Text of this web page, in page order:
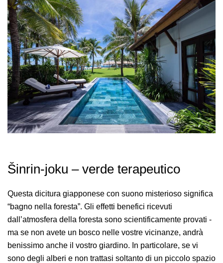
Šinrin-joku – verde terapeutico
Questa dicitura giapponese con suono misterioso significa
“bagno nella foresta”. Gli effetti benefici ricevuti
dall’atmosfera della foresta sono scientificamente provati -
ma se non avete un bosco nelle vostre vicinanze, andrà
benissimo anche il vostro giardino. In particolare, se vi
sono degli alberi e non trattasi soltanto di un piccolo spazio